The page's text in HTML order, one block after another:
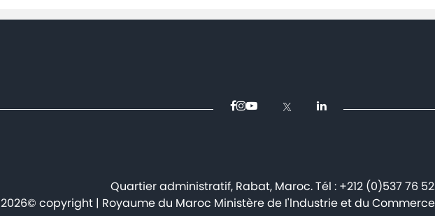
Quartier administratif, Rabat, Maroc. Tél : +212 (0)537 76
2026© copyright | Royaume du Maroc Ministère de I'lndustrie et du